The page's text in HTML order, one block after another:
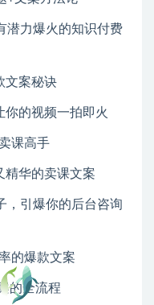
潜力爆火的知识付费
文案秘诀
你的视频一拍即火
课高手
精华的卖课文案
，引爆你的后台咨询
的爆款文案
的全流程